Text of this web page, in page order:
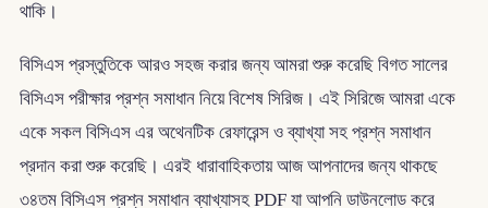
থাকি।
বিসিএস প্রস্তুতিকে আরও সহজ করার জন্য আমরা শুরু করেছি বিগত সালের
বিসিএস পরীক্ষার প্রশ্ন সমাধান নিয়ে বিশেষ সিরিজ। এই সিরিজে আমরা একে
একে সকল বিসিএস এর অথেনটিক রেফারেন্স ও ব্যাখ্যা সহ প্রশ্ন সমাধান
প্রদান করা শুরু করেছি। এরই ধারাবাহিকতায় আজ আপনাদের জন্য থাকছে
৩৪তম বিসিএস প্রশ্ন সমাধান ব্যাখ্যাসহ PDF যা আপনি ডাউনলোড করে